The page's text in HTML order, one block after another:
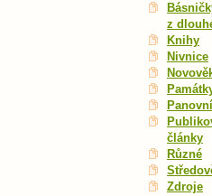
z
Knihy
Nivnice
články
Různé
Zdroje